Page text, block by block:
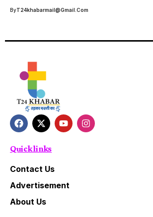
ByT24khabarmail@gmail.com
Quick links
Contact Us
Advertisement
About Us